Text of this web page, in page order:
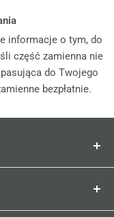
informacje o tym, do
część zamienna nie
do Twojego
bezpłatnie.
suitcase.repair